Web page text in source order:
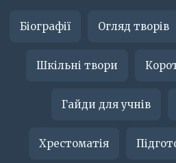
Біографії Огляд творів
Шкільні твори
Гайди для учнів
Хрестоматія